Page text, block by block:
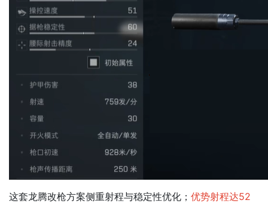
这套龙腾改枪方案侧重射程与稳定性优化；​ 优势射程达52